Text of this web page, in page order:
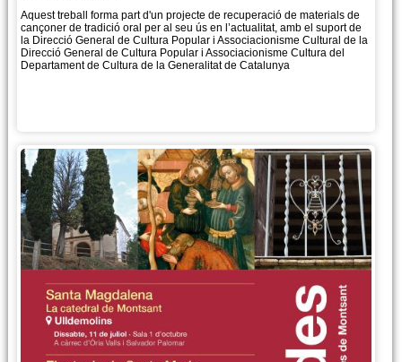
Aquest treball forma part d'un projecte de recuperació de materials de
cançoner de tradició oral per al seu ús en l’actualitat, amb el suport de
la Direcció General de Cultura Popular i Associacionisme Cultural de la
Direcció General de Cultura Popular i Associacionisme Cultura del
Departament de Cultura de la Generalitat de Catalunya